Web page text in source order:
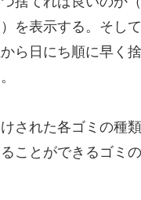
を表示する。そし
ら日にち順に早く
けされた各ゴミの種
ことができるゴミ